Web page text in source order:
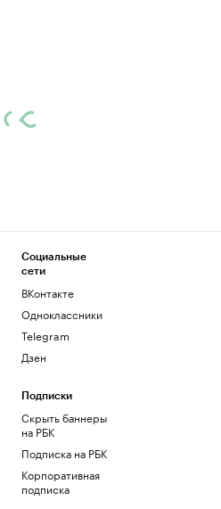
Социальные
сети
ВКонтакте
Одноклассники
Telegram
Дзен
Подписки
Скрыть баннеры
на РБК
Подписка на РБК
Корпоративная
подписка